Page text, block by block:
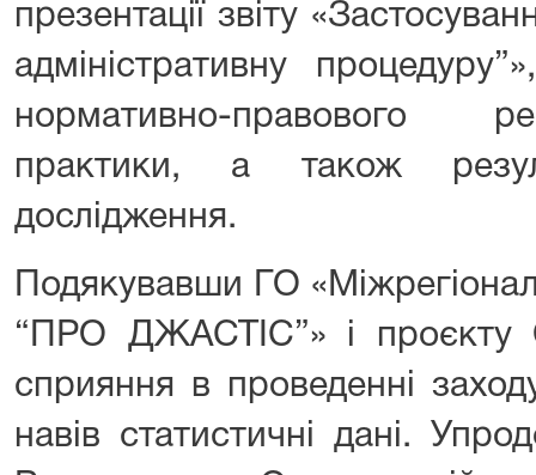
презентації звіту
адміністративну
нормативно-правового
практики, а також
дослідження.
Подякувавши ГО
“ПРО ДЖАСТІС”» і проєкту
сприяння в проведенні
навів статистичні дані.